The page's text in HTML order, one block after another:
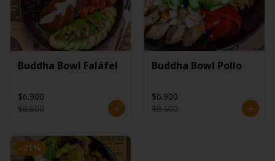
Buddha Bowl Faláfel
$6.900
$8.600
Buddha Bowl Pollo
$6.900
$8.600
-21%